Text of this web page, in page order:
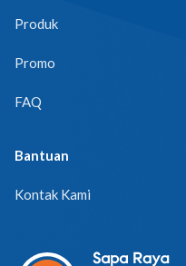
Produk
Promo
FAQ
Bantuan
Kontak Kami